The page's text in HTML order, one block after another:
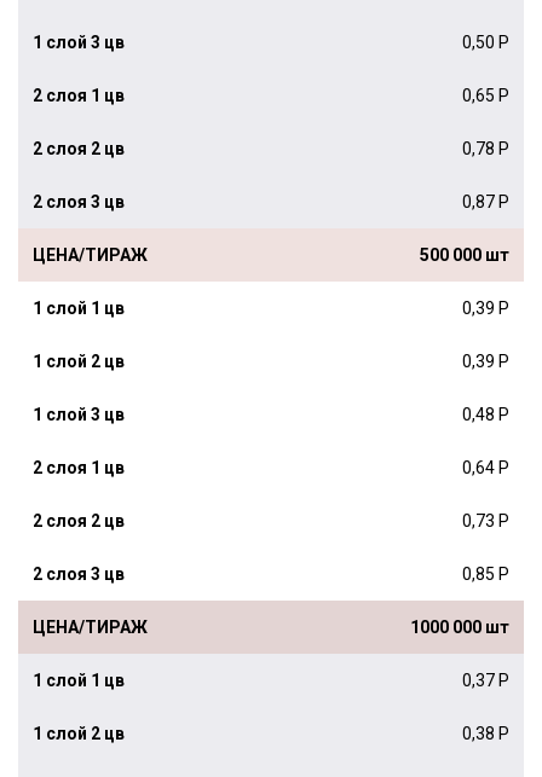
0,50 Р
0,65 Р
0,78 Р
0,87 Р
500 000 шт
0,39 Р
0,39 Р
0,48 Р
0,64 Р
0,73 Р
0,85 Р
1000 000 шт
0,37 Р
0,38 Р